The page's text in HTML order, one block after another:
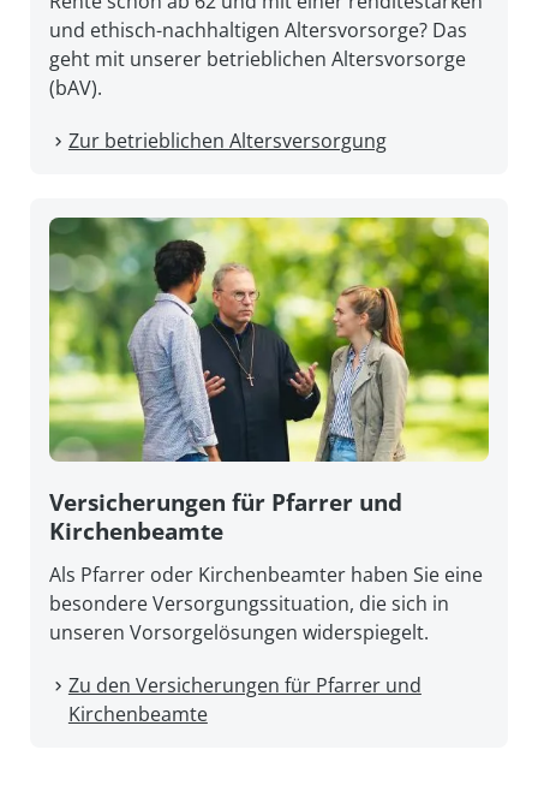
und ethisch-nachhaltigen Altersvorsorge? Das
geht mit unserer betrieblichen Altersvorsorge
(bAV).
Zur betrieblichen Altersversorgung
Versicherungen für Pfarrer und
Kirchenbeamte
Als Pfarrer oder Kirchenbeamter haben Sie eine
besondere Versorgungssituation, die sich in
unseren Vorsorgelösungen widerspiegelt.
Zu den Versicherungen für Pfarrer und
Kirchenbeamte